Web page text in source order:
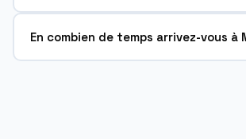
avant toute intervention.
Oui, disponible 24h/24, 7j/7 à Mions
week-ends et jours fériés. Appelez le 04
En combien de temps arrivez-vous à